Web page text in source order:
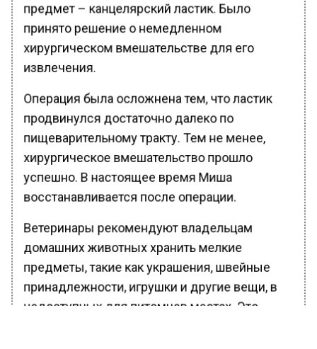
предмет – канцелярский ластик. Было
принято решение о немедленном
хирургическом вмешательстве для его
извлечения.
Операция была осложнена тем, что ластик
продвинулся достаточно далеко по
пищеварительному тракту. Тем не менее,
хирургическое вмешательство прошло
успешно. В настоящее время Миша
восстанавливается после операции.
Ветеринары рекомендуют владельцам
домашних животных хранить мелкие
предметы, такие как украшения, швейные
принадлежности, игрушки и другие вещи, в
недоступных для питомцев местах. Это